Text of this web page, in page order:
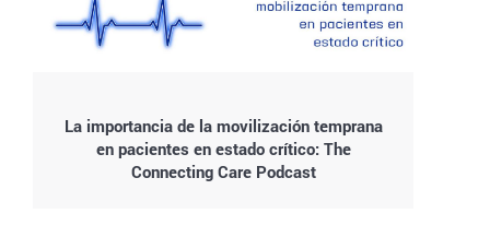
La importancia de la movilización temprana
en pacientes en estado crítico: The
Connecting Care Podcast